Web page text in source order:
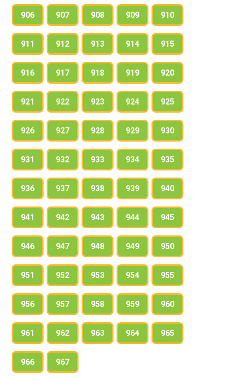
906 907 908 909 910
911 912 913 914 915
916 917 918 919 920
921 922 923 924 925
926 927 928 929 930
931 932 933 934 935
936 937 938 939 940
941 942 943 944 945
946 947 948 949 950
951 952 953 954 955
956 957 958 959 960
961 962 963 964 965
966 967